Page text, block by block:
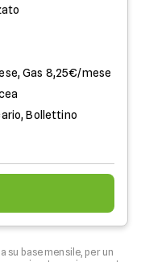
Gas 8,25€/mese
Bollettino
su base mensile, per un